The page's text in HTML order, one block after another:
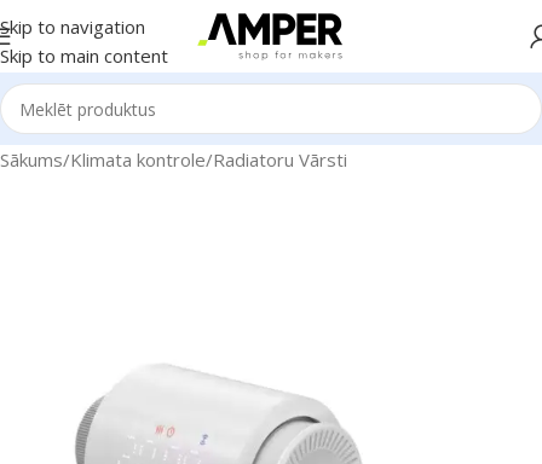
Skip to navigation
Skip to main content
Sākums/Klimata kontrole/Radiatoru Vārsti